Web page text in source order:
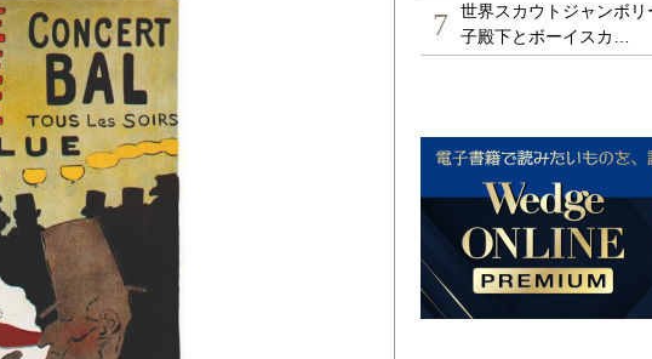
7
世界スカウトジャンボ
子殿下とボーイスカ…